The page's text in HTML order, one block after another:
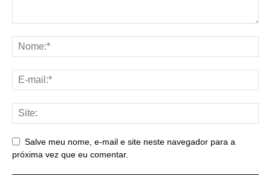
Salve meu nome, e-mail e site neste navegador para a
próxima vez que eu comentar.